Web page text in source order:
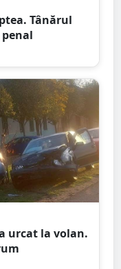
Tânărul
urcat la volan.